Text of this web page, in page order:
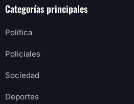
Categorías principales
Política
Policiales
Sociedad
Deportes